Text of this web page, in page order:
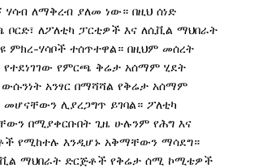
ለማቅረብ ያለመ ነው። በዚህ ሰነድ
ለፖለቲካ ፓርቲዎች እና ለሲቪል ማህበራት
ምክረ-ሃሳቦች ተሰጥተዋል። በዚህም መሰረት
የተደነገገው የምርጫ ቅሬታ አሰማም ሂደት
ውሱንነት አንፃር በማሻሻል የቅሬታ አሰማም
ሊያረጋግጥ ይገባል። ፖለቲካ
በሚያቀርቡበት ጊዜ ሁሉንም የሕግ እና
የሚከተሉ እንዲሆኑ አቅማቸውን ማሳደግ።
ማህበራት ድርጅቶች የቅሬታ ሰሚ ኮሚቴዎች